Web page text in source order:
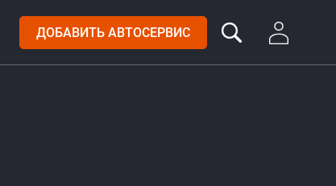
ДОБАВИТЬ АВТОСЕРВИС